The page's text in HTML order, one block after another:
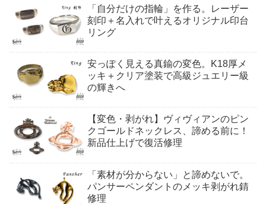
「自分だけの指輪」を作る。レーザー
刻印＋名入れで叶えるオリジナル印台
リング
安っぽく見える真鍮の変色。K18厚メ
ッキ＋クリア塗装で高級ジュエリー級
の輝きへ
【変色・剥がれ】ヴィヴィアンのピン
クゴールドネックレス、諦める前に！
新品仕上げで復活修理
「素材が分からない」と諦めないで。
パンサーペンダントのメッキ剥がれ錆
修理